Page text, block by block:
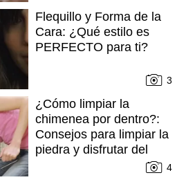
Flequillo y Forma de la
Cara: ¿Qué estilo es
PERFECTO para ti?
3
¿Cómo limpiar la
chimenea por dentro?:
Consejos para limpiar la
piedra y disfrutar del
4